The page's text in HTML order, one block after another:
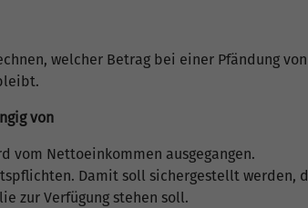
welcher Betrag bei einer Pfändung
von
vom Nettoeinkommen ausgegangen.
Damit soll sichergestellt werden,
zur Verfügung stehen soll.